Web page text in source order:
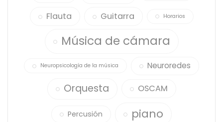
Flauta Guitarra Horarios
Música de cámara
Neuropsicología de la música Neuroredes
Orquesta OSCAM
Percusión piano